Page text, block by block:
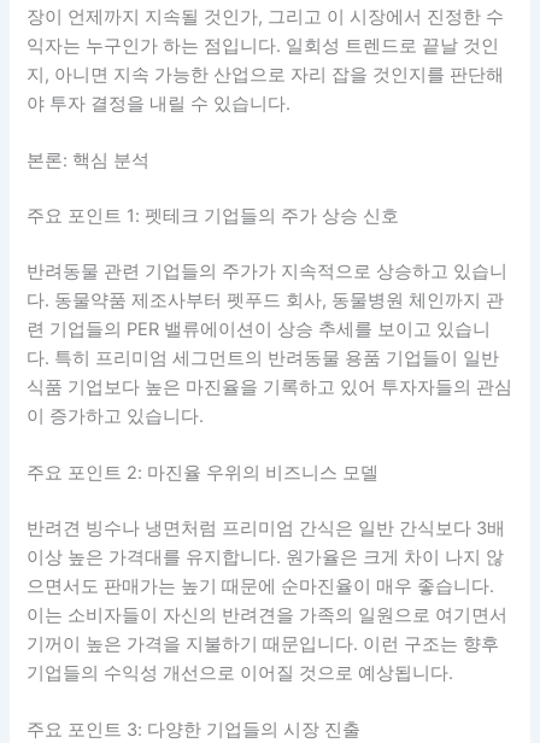
장이 언제까지 지속될 것인가, 그리고 이 시장에서 진정한 수
익자는 누구인가 하는 점입니다. 일회성 트렌드로 끝날 것인
지, 아니면 지속 가능한 산업으로 자리 잡을 것인지를 판단해
야 투자 결정을 내릴 수 있습니다.
본론: 핵심 분석
주요 포인트 1: 펫테크 기업들의 주가 상승 신호
반려동물 관련 기업들의 주가가 지속적으로 상승하고 있습니
다. 동물약품 제조사부터 펫푸드 회사, 동물병원 체인까지 관
련 기업들의 PER 밸류에이션이 상승 추세를 보이고 있습니
다. 특히 프리미엄 세그먼트의 반려동물 용품 기업들이 일반
식품 기업보다 높은 마진율을 기록하고 있어 투자자들의 관심
이 증가하고 있습니다.
주요 포인트 2: 마진율 우위의 비즈니스 모델
반려견 빙수나 냉면처럼 프리미엄 간식은 일반 간식보다 3배
이상 높은 가격대를 유지합니다. 원가율은 크게 차이 나지 않
으면서도 판매가는 높기 때문에 순마진율이 매우 좋습니다.
이는 소비자들이 자신의 반려견을 가족의 일원으로 여기면서
기꺼이 높은 가격을 지불하기 때문입니다. 이런 구조는 향후
기업들의 수익성 개선으로 이어질 것으로 예상됩니다.
주요 포인트 3: 다양한 기업들의 시장 진출